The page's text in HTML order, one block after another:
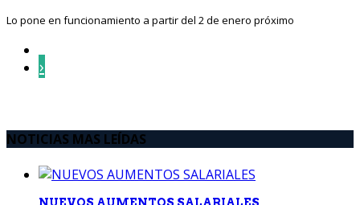
Lo pone en funcionamiento a partir del 2 de enero próximo
›
NOTICIAS MAS LEÍDAS
NUEVOS AUMENTOS SALARIALES